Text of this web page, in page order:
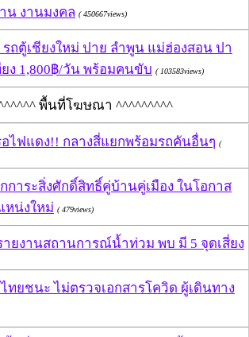
น งานมงคล ( 450667views)
รถตู้เชียงใหม่ ปาย ลำพูน แม่ฮ่องสอน ปา
ยง 1,800฿/วัน พร้อมคนขับ ( 103583views)
พื้นที่โฆษณา ^^^^^^^^^
ไฟแดง!! กลางสี่แยกพร้อมรถคันอื่นๆ (
การะสิ่งศักดิ์สิทธิ์คู่บ้านคู่เมือง ในโอกาส
หน่งใหม่ ( 479views)
ายงานสถานการณ์น้ำท่วม พบ มี 5 จุดเสี่ยง
ทยชนะ ไม่ตรวจเอกสารโควิด ผู้เดินทาง